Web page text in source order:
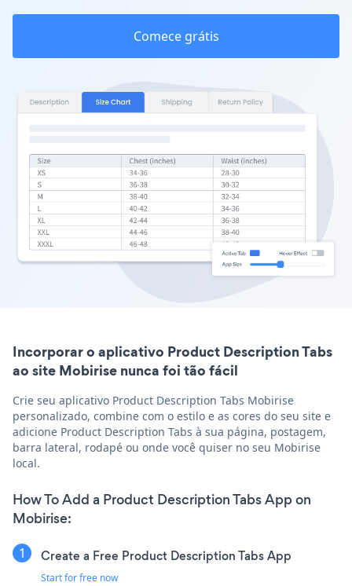
Comece grátis
Incorporar o aplicativo Product Description Tabs
ao site Mobirise nunca foi tão fácil
Crie seu aplicativo Product Description Tabs Mobirise
personalizado, combine com o estilo e as cores do seu site e
adicione Product Description Tabs à sua página, postagem,
barra lateral, rodapé ou onde você quiser no seu Mobirise
local.
How To Add a Product Description Tabs App on
Mobirise:
Create a Free Product Description Tabs App
Start for free now